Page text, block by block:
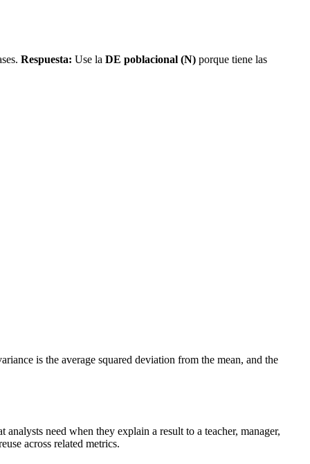
Respuesta: Use la DE poblacional (N) porque tiene las
is the average squared deviation from the mean, and the
need when they explain a result to a teacher, manager,
across related metrics.